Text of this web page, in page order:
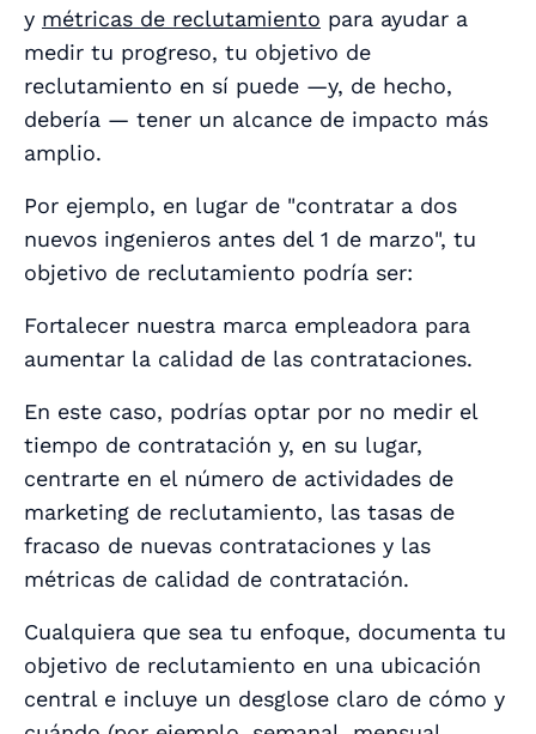
y métricas de reclutamiento para ayudar a
medir tu progreso, tu objetivo de
reclutamiento en sí puede —y, de hecho,
debería — tener un alcance de impacto más
amplio.
Por ejemplo, en lugar de "contratar a dos
nuevos ingenieros antes del 1 de marzo", tu
objetivo de reclutamiento podría ser:
Fortalecer nuestra marca empleadora para
aumentar la calidad de las contrataciones.
En este caso, podrías optar por no medir el
tiempo de contratación y, en su lugar,
centrarte en el número de actividades de
marketing de reclutamiento, las tasas de
fracaso de nuevas contrataciones y las
métricas de calidad de contratación.
Cualquiera que sea tu enfoque, documenta tu
objetivo de reclutamiento en una ubicación
central e incluye un desglose claro de cómo y